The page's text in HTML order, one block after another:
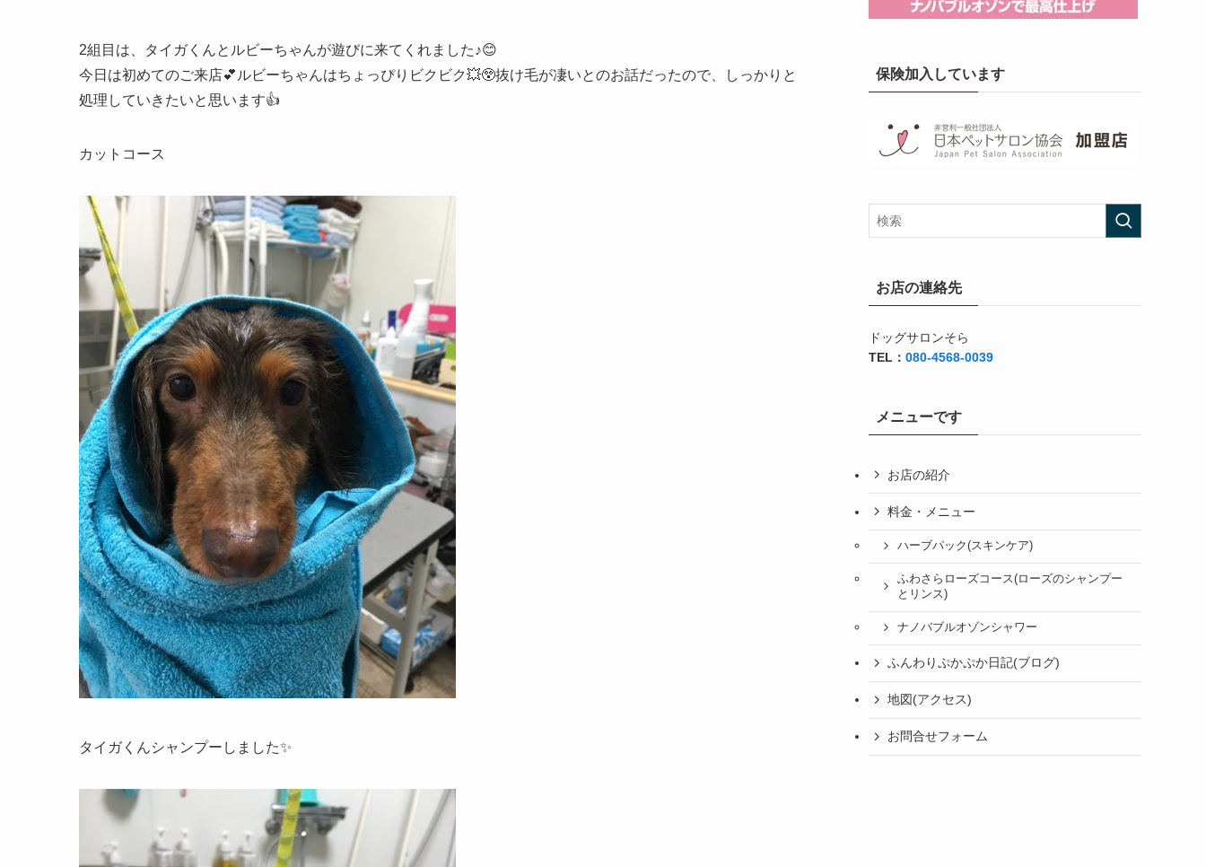
2組目は、タイガくんとルビーちゃんが遊びに来てくれました♪😊
今日は初めてのご来店💕ルビーちゃんはちょっぴりビクビク💥😲抜け毛が凄いとのお話だったので、しっかりと
処理していきたいと思います👍
カットコース
タイガくんシャンプーしました✨
保険加入しています
お店の連絡先
ドッグサロンそら
TEL： 080-4568-0039
メニューです
お店の紹介
料金・メニュー
ハーブパック(スキンケア)
ふわさらローズコース(ローズのシャンプー
とリンス)
ナノバブルオゾンシャワー
ふんわりぷかぷか日記(ブログ)
地図(アクセス)
お問合せフォーム